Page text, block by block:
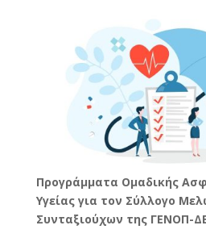
Προγράμματα Ομαδικής
Υγείας για τον Σύλλογο
Συνταξιούχων της ΓΕΝΟΠ-